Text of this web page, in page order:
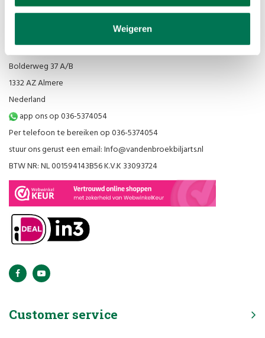
Weigeren
Van den Broek Biljarts staat voor kwaliteit, vakmanschap en service.
Bolderweg 37 A/B
1332 AZ Almere
Nederland
app ons op 036-5374054
Per telefoon te bereiken op 036-5374054
stuur ons gerust een email:Info@vandenbroekbiljarts.nl
BTW NR: NL 001594143B56 K.V.K 33093724
Customer service